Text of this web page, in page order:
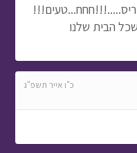
הבית שלנו
כ"ו אייר תשפ"ג